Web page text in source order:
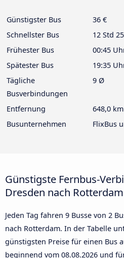
Günstigster Bus
36 €
Schnellster Bus
12 Std
Frühester Bus
00:45
Spätester Bus
19:35
Tägliche
Busverbindungen
9 Ø
Entfernung
648,0 km
Busunternehmen
FlixBus
Günstigste Fernbus-
Dresden nach Rotterdam
Jeden Tag fahren 9 Busse von 2
nach Rotterdam. In der Tabelle
günstigsten Preise für einen Bus
beginnend vom 08.08.2026 und